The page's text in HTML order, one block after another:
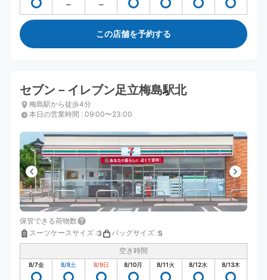
この店舗を予約する
セブン－イレブン足立梅島駅北
梅島駅から徒歩4分
本日の営業時間 : 09:00〜23:00
保管できる荷物数
スーツケースサイズ :3 バッグサイズ :5
空き時間
8/7金 8/8土 8/9日 8/10月 8/11火 8/12水 8/13木